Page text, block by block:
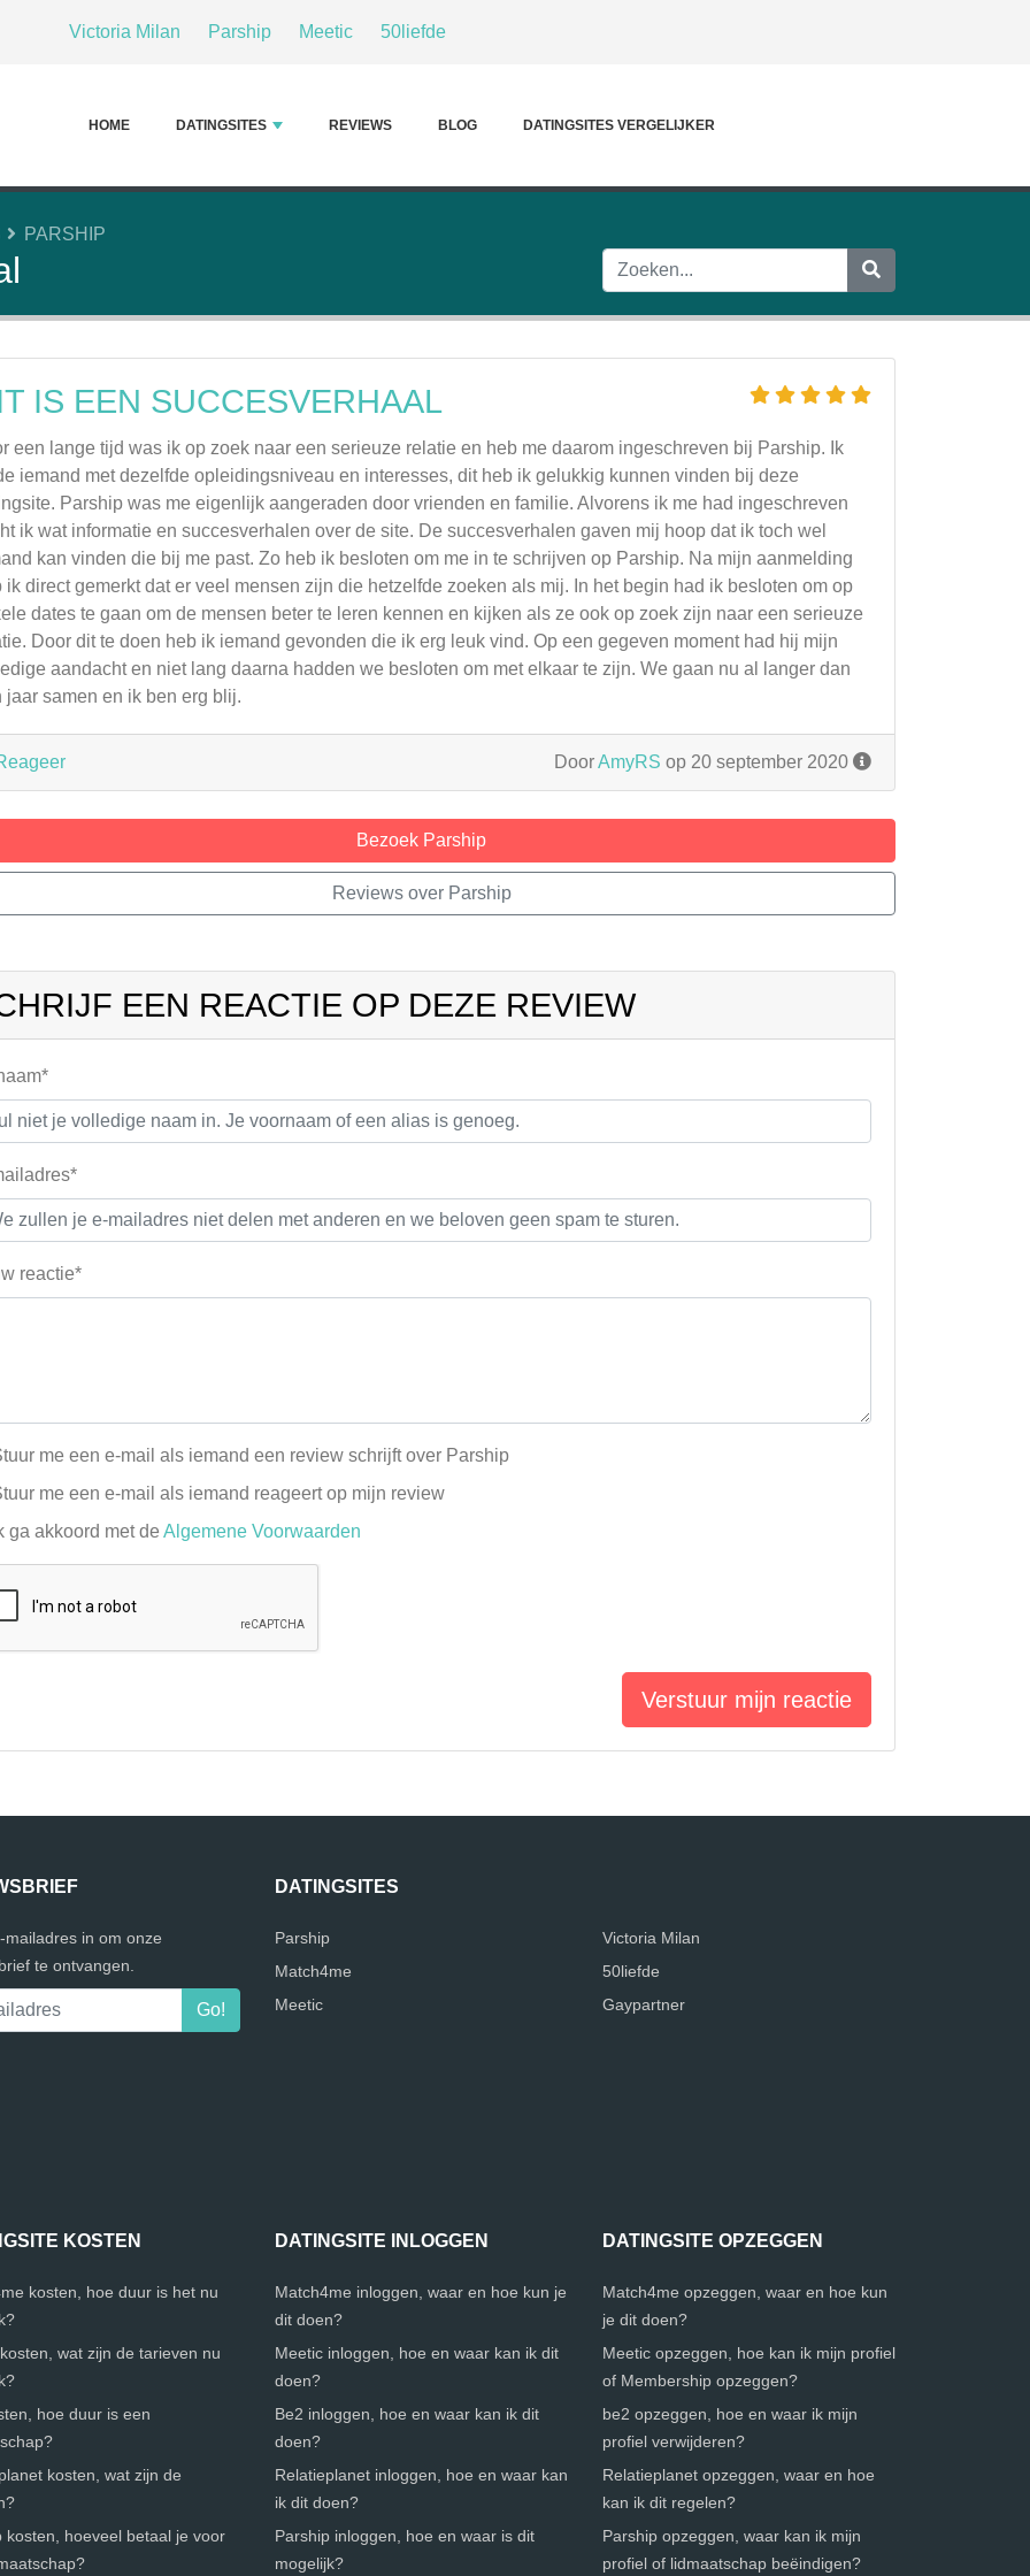
Victoria Milan Parship Meetic 50liefde
HOME DATINGSITES REVIEWS BLOG DATINGSITES VERGELIJKER
PARSHIP
IS EEN SUCCESVERHAAL
een lange tijd was ik op zoek naar een serieuze relatie en heb me daarom ingeschreven bij Parship. Ik
iemand met dezelfde opleidingsniveau en interesses, dit heb ik gelukkig kunnen vinden bij deze
Parship was me eigenlijk aangeraden door vrienden en familie. Alvorens ik me had ingeschreven
ik wat informatie en succesverhalen over de site. De succesverhalen gaven mij hoop dat ik toch wel
kan vinden die bij me past. Zo heb ik besloten om me in te schrijven op Parship. Na mijn aanmelding
ik direct gemerkt dat er veel mensen zijn die hetzelfde zoeken als mij. In het begin had ik besloten om op
dates te gaan om de mensen beter te leren kennen en kijken als ze ook op zoek zijn naar een serieuze
Door dit te doen heb ik iemand gevonden die ik erg leuk vind. Op een gegeven moment had hij mijn
aandacht en niet lang daarna hadden we besloten om met elkaar te zijn. We gaan nu al langer dan
jaar samen en ik ben erg blij.
DoorAmyRS op 20 september 2020
Bezoek Parship
Reviews over Parship
EEN REACTIE OP DEZE REVIEW
reactie*
me een e-mail als iemand een review schrijft over Parship
me een e-mail als iemand reageert op mijn review
ga akkoord met de Algemene Voorwaarden
Verstuur mijn reactie
mailadres in om onze
te ontvangen.
DATINGSITES
Parship
Match4me
Meetic
Victoria Milan
50liefde
Gaypartner
KOSTEN
kosten, hoe duur is het nu
wat zijn de tarieven nu
hoe duur is een
kosten, wat zijn de
kosten, hoeveel betaal je voor
DATINGSITE INLOGGEN
Match4me inloggen, waar en hoe kun je
dit doen?
Meetic inloggen, hoe en waar kan ik dit
doen?
Be2 inloggen, hoe en waar kan ik dit
doen?
Relatieplanet inloggen, hoe en waar kan
ik dit doen?
Parship inloggen, hoe en waar is dit
mogelijk?
DATINGSITE OPZEGGEN
Match4me opzeggen, waar en hoe kun
je dit doen?
Meetic opzeggen, hoe kan ik mijn profiel
of Membership opzeggen?
be2 opzeggen, hoe en waar ik mijn
profiel verwijderen?
Relatieplanet opzeggen, waar en hoe
kan ik dit regelen?
Parship opzeggen, waar kan ik mijn
profiel of lidmaatschap beëindigen?